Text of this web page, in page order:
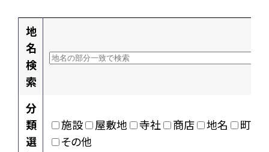
地
名
検
索
分
類
選
施設 屋敷地 寺社 商店 地名
町村
その他